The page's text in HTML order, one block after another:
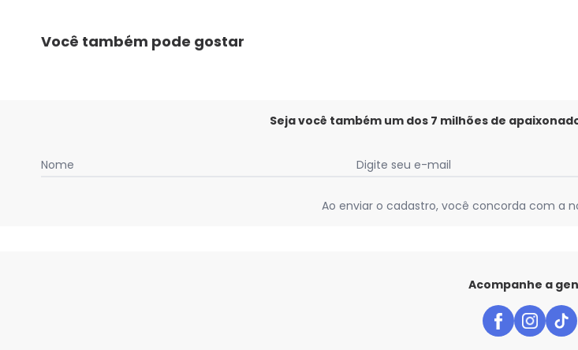
Você também pode gostar
Seja você também um dos 7 milhões de
Nome Digite seu e-mail
Ao enviar o cadastro, você concorda com a
Acompanhe a